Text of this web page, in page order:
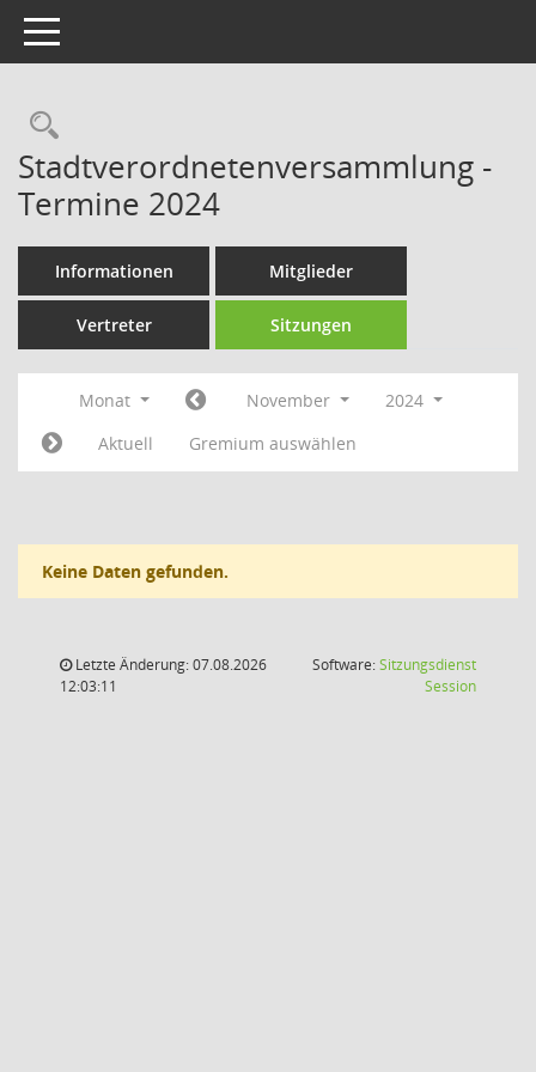
Toggle navigation
Rechercheauswahl
Stadtverordnetenversammlung -
Termine 2024
Informationen Mitglieder
Vertreter Sitzungen
Monat November
2024
Aktuell
Gremium auswählen
Keine Daten gefunden.
Letzte Änderung: 07.08.2026
12:03:11
Software:Sitzungsdienst
Session(Wird in